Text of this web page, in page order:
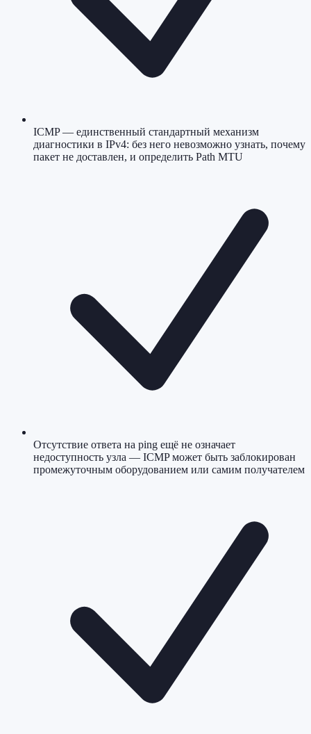
ICMP — единственный стандартный механизм
диагностики в IPv4: без него невозможно узнать, почему
пакет не доставлен, и определить Path MTU
Отсутствие ответа на ping ещё не означает
недоступность узла — ICMP может быть заблокирован
промежуточным оборудованием или самим получателем